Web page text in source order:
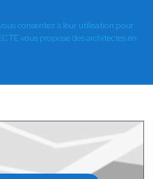
consentez à leur utilisation pour
vous propose des architectes en